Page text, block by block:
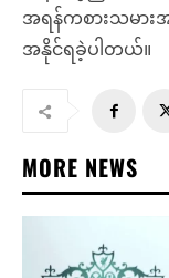
အရန်ကစားသမား
အနိုင်ရခဲ့ပါတယ်။
MORE NEWS